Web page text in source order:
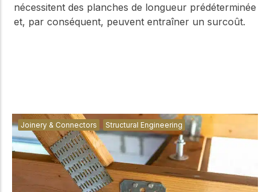
nécessitent des planches de longueur prédéterminée
et, par conséquent, peuvent entraîner un surcoût.
Joinery & Connectors Structural Engineering